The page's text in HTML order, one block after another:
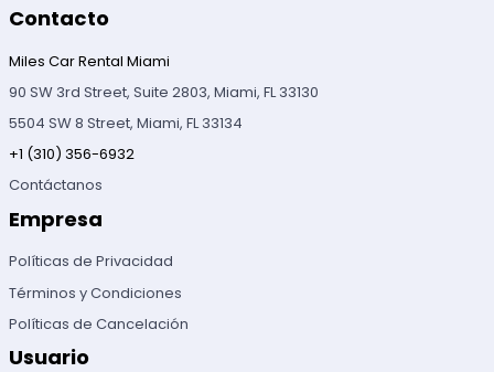
Contacto
Miles Car Rental Miami
90 SW 3rd Street, Suite 2803, Miami, FL 33130
5504 SW 8 Street, Miami, FL 33134
+1 (310) 356-6932
Contáctanos
Empresa
Políticas de Privacidad
Términos y Condiciones
Políticas de Cancelación
Usuario